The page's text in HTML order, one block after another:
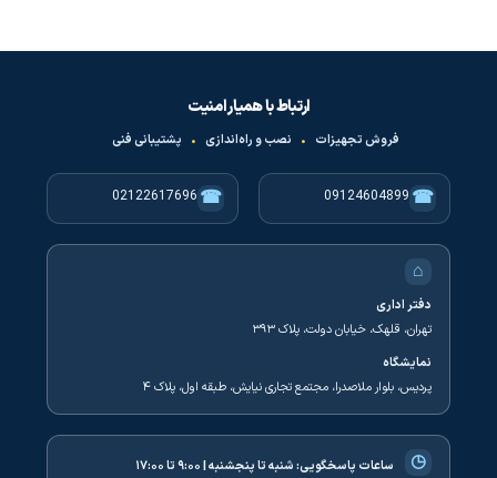
ارتباط با همیار امنیت
فروش تجهیزات • نصب و راه‌اندازی • پشتیبانی فنی
☎
09124604899
☎
02122617696
⌂
دفتر اداری
تهران، قلهک، خیابان دولت، پلاک ۳۹۳
نمایشگاه
پردیس، بلوار ملاصدرا، مجتمع تجاری نیایش، طبقه اول، پلاک ۴
◷ ساعات پاسخگویی:شنبه تا پنجشنبه | ۹:۰۰ تا ۱۷:۰۰